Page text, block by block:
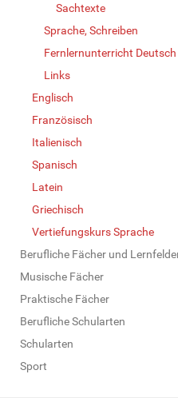
Sachtexte
Sprache, Schreiben
Fernlernunterricht Deutsch
Links
Englisch
Französisch
Italienisch
Spanisch
Latein
Griechisch
Vertiefungskurs Sprache
Berufliche Fächer und
Musische Fächer
Praktische Fächer
Berufliche Schularten
Schularten
Sport